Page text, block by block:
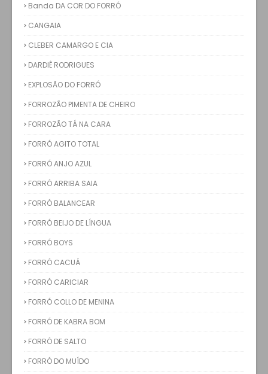
Banda DA COR DO FORRÓ
CANGAIA
CLEBER CAMARGO E CIA
DARDIÊ RODRIGUES
EXPLOSÃO DO FORRÓ
FORROZÃO PIMENTA DE CHEIRO
FORROZÃO TÁ NA CARA
FORRÓ AGITO TOTAL
FORRÓ ANJO AZUL
FORRÓ ARRIBA SAIA
FORRÓ BALANCEAR
FORRÓ BEIJO DE LÍNGUA
FORRÓ BOYS
FORRÓ CACUÁ
FORRÓ CARICIAR
FORRÓ COLLO DE MENINA
FORRÓ DE KABRA BOM
FORRÓ DE SALTO
FORRÓ DO MUÍDO